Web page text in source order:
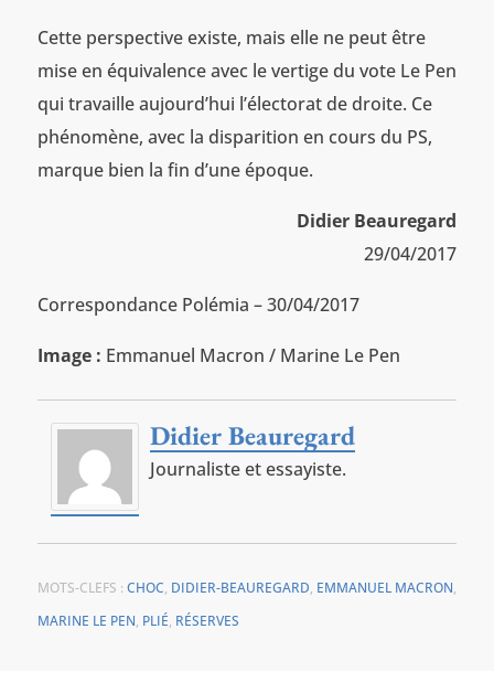
Cette perspective existe, mais elle ne peut être
mise en équivalence avec le vertige du vote Le Pen
qui travaille aujourd’hui l’électorat de droite. Ce
phénomène, avec la disparition en cours du PS,
marque bien la fin d’une époque.
Didier Beauregard
29/04/2017
Correspondance Polémia – 30/04/2017
Image : Emmanuel Macron / Marine Le Pen
Didier Beauregard
Journaliste et essayiste.
MOTS-CLEFS : CHOC, DIDIER-BEAUREGARD, EMMANUEL MACRON,
MARINE LE PEN, PLIÉ, RÉSERVES